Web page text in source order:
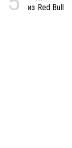
из Red Bull